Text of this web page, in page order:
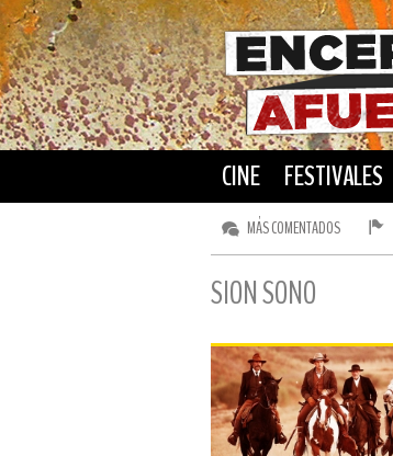
CINE FESTIVALES
MÁS COMENTADOS
SION SONO